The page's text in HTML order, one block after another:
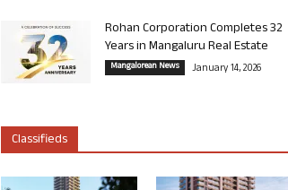
Rohan Corporation Completes 32
Years in Mangaluru Real Estate
Mangalorean News January 14, 2026
Classifieds